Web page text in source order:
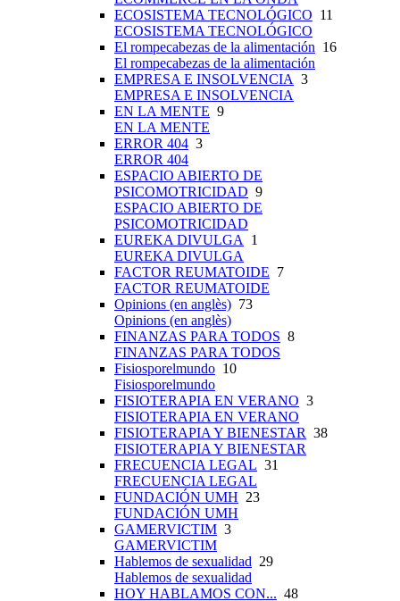
ECOSISTEMA TECNOLÓGICO 11
ECOSISTEMA TECNOLÓGICO
El rompecabezas de la alimentación 16
El rompecabezas de la alimentación
EMPRESA E INSOLVENCIA 3
EMPRESA E INSOLVENCIA
EN LA MENTE 9
EN LA MENTE
ERROR 404 3
ERROR 404
ESPACIO ABIERTO DE
PSICOMOTRICIDAD 9
ESPACIO ABIERTO DE
PSICOMOTRICIDAD
EUREKA DIVULGA
1
EUREKA DIVULGA
FACTOR REUMATOIDE 7
FACTOR REUMATOIDE
Opinions (en anglès) 73
Opinions (en anglès)
FINANZAS PARA TODOS 8
FINANZAS PARA TODOS
Fisiosporelmundo 10
Fisiosporelmundo
FISIOTERAPIA EN VERANO 3
FISIOTERAPIA EN VERANO
FISIOTERAPIA Y BIENESTAR 38
FISIOTERAPIA Y BIENESTAR
FRECUENCIA LEGAL 31
FRECUENCIA LEGAL
FUNDACIÓN UMH 23
FUNDACIÓN UMH
GAMERVICTIM 3
GAMERVICTIM
Hablemos de sexualidad 29
Hablemos de sexualidad
HOY HABLAMOS CON... 48